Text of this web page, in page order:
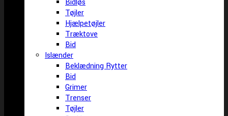
Bidløs
Tøjler
Hjælpetøjler
Træktove
Bid
Islænder
Beklædning Rytter
Bid
Grimer
Trenser
Tøjler